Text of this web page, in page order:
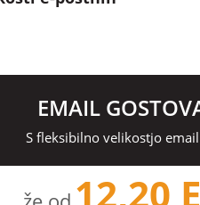
EMAIL
S fleksibilno velikostjo
12,20